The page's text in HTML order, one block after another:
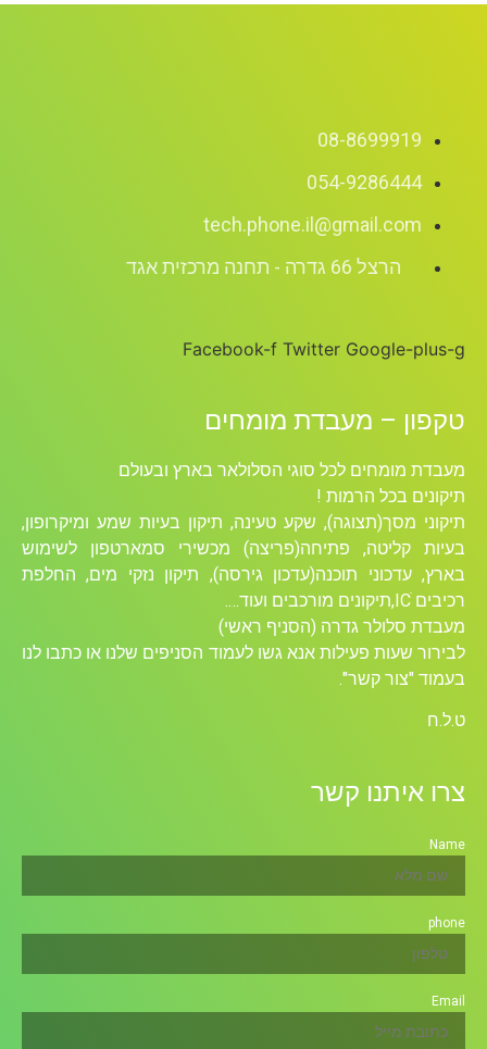
08-8699919
054-9286444
tech.phone.il@gmail.com
הרצל 66 גדרה - תחנה מרכזית אגד
Facebook-f Twitter Google-plus-g
טקפון – מעבדת מומחים
מעבדת מומחים לכל סוגי הסלולאר בארץ ובעולם
תיקונים בכל הרמות !
תיקוני מסך(תצוגה), שקע טעינה, תיקון בעיות שמע ומיקרופון,
בעיות קליטה, פתיחה(פריצה) מכשירי סמארטפון לשימוש
בארץ, עדכוני תוכנה(עדכון גירסה), תיקון נזקי מים, החלפת
רכיבים ICׁ,תיקונים מורכבים ועוד….
מעבדת סלולר גדרה (הסניף ראשי)
לבירור שעות פעילות אנא גשו לעמוד הסניפים שלנו או כתבו לנו
בעמוד "צור קשר".
ט.ל.ח
צרו איתנו קשר
Name
phone
Email